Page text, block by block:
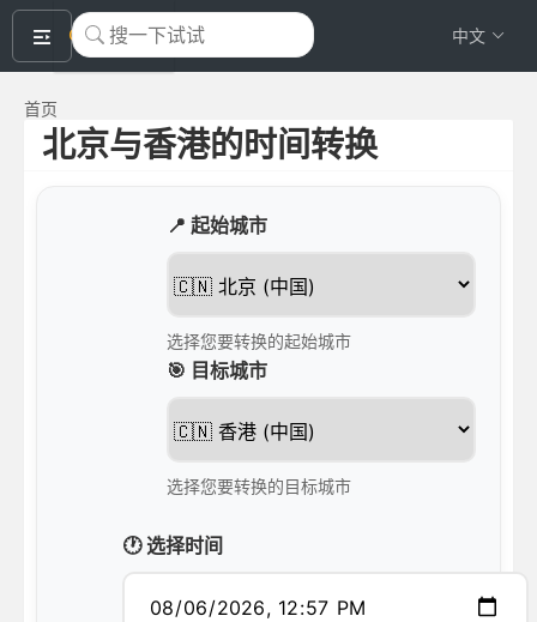
okeyTool 中文
首页
北京与香港的时间转换
📍 起始城市
选择您要转换的起始城市
🎯 目标城市
选择您要转换的目标城市
🕐 选择时间